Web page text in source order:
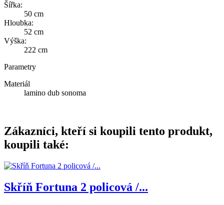
Šířka:
50 cm
Hloubka:
52 cm
Výška:
222 cm
Parametry
Materiál
lamino dub sonoma
Zákazníci, kteří si koupili tento produkt,
koupili také:
Skříň Fortuna 2 policová /...